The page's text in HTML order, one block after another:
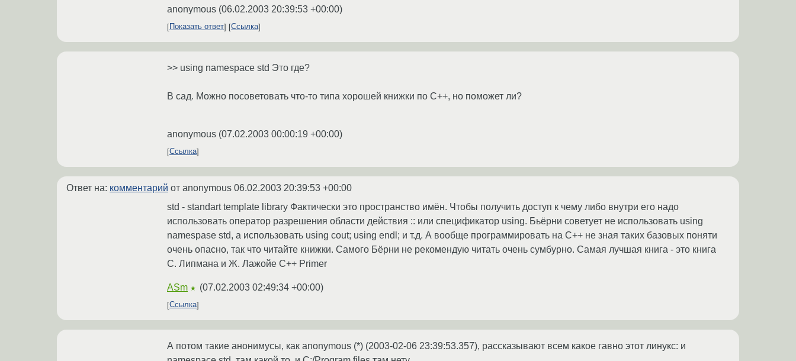
anonymous (06.02.2003 20:39:53 +00:00)
Показать ответ Ссылка
>> using namespace std Это где?
В сад. Можно посоветовать что-то типа хорошей книжки по С++, но поможет ли?
anonymous (07.02.2003 00:00:19 +00:00)
Ссылка
Ответ на: комментарий от anonymous 06.02.2003 20:39:53 +00:00
std - standart template library Фактически это пространство имён. Чтобы получить доступ к чему либо внутри его надо
использовать оператор разрешения области действия :: или спецификатор using. Бьёрни советует не использовать using
namespase std, а использовать using cout; using endl; и т.д. А вообще программировать на С++ не зная таких базовых поняти
очень опасно, так что читайте книжки. Самого Бёрни не рекомендую читать очень сумбурно. Самая лучшая книга - это книга
С. Липмана и Ж. Лажойе C++ Primer
ASm ★ (07.02.2003 02:49:34 +00:00)
Ссылка
А потом такие анонимусы, как anonymous (*) (2003-02-06 23:39:53.357), рассказывают всем какое гавно этот линукс: и